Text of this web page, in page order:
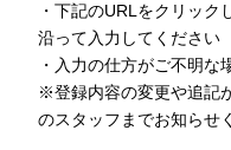
・下記のURLをクリッ
沿って入力してください
・入力の仕方がご不明
※登録内容の変更や追記
のスタッフまでお知らせ